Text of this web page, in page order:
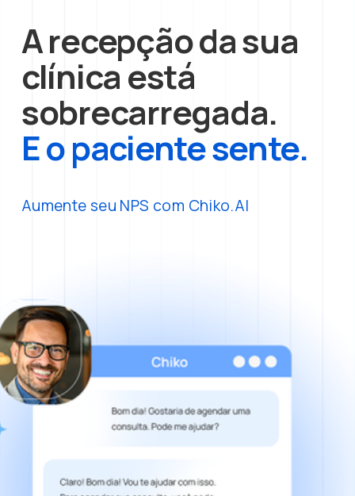
A recepção da sua
clínica está
sobrecarregada.
E o paciente sente.
Aumente seu NPS com Chiko.AI